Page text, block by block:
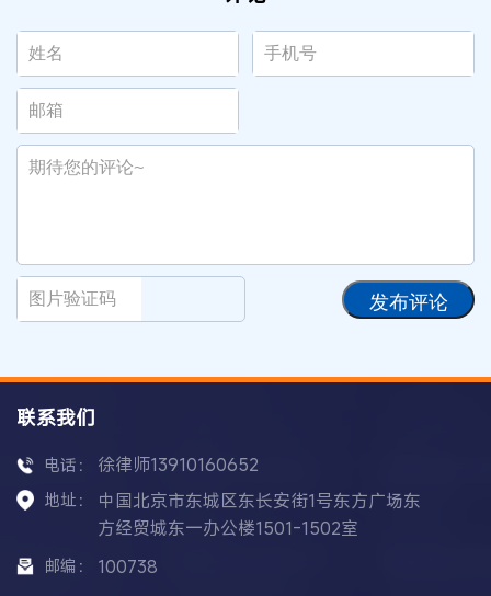
发布评论
联系我们
电话： 徐律师13910160652
地址：
中国北京市东城区东长安街1号东方广场东
方经贸城东一办公楼1501-1502室
邮编： 100738